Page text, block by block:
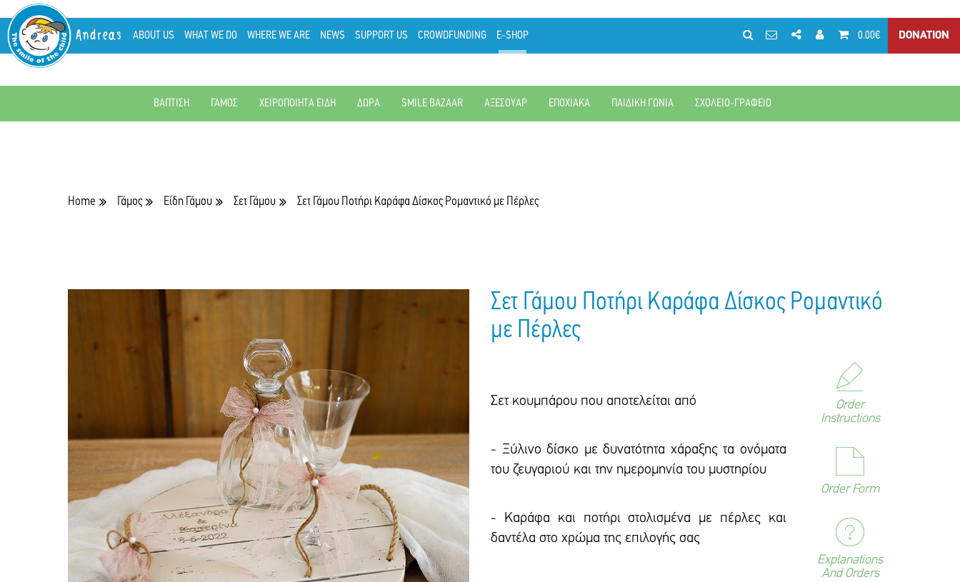
Andreas ABOUT US WHAT WE DO WHERE WE ARE NEWS SUPPORT US CROWDFUNDING E-SHOP 0.00€ DONATION
ΒΑΠΤΙΣΗ ΓΑΜΟΣ ΧΕΙΡΟΠΟΙΗΤΑ ΕΙΔΗ ΔΩΡΑ SMILE BAZAAR ΑΞΕΣΟΥΑΡ ΕΠΟΧΙΑΚΑ ΠΑΙΔΙΚΗ ΓΩΝΙΑ ΣΧΟΛΕΙΟ-ΓΡΑΦΕΙΟ
Home Γάμος Είδη Γάμου Σετ Γάμου Σετ Γάμου Ποτήρι Καράφα Δίσκος Ρομαντικό με Πέρλες
Σετ Γάμου Ποτήρι Καράφα Δίσκος Ρομαντικό
με Πέρλες
Σετ κουμπάρου που αποτελείται από
- Ξύλινο δίσκο με δυνατότητα χάραξης τα ονόματα
του ζευγαριού και την ημερομηνία του μυστηρίου
- Καράφα και ποτήρι στολισμένα με πέρλες και
δαντέλα στο χρώμα της επιλογής σας
Order
Instructions
Order Form
Explanations
And Orders